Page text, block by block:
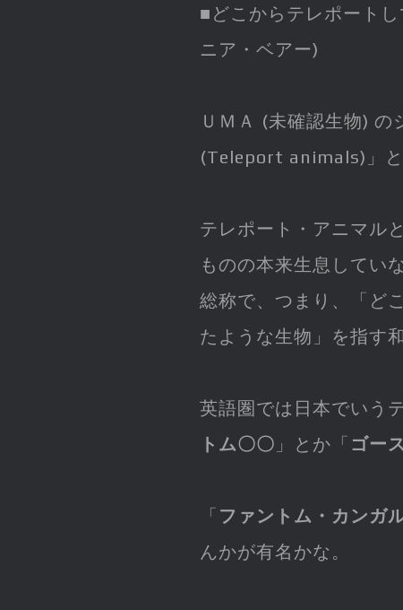
■どこからテレポート
ニア・ベアー)
ＵＭＡ (未確認生物) の
(Teleport animals)」と
テレポート・アニマル
ものの本来生息してい
総称で、つまり、「ど
たような生物」を指す
英語圏では日本でいう
トム〇〇 」とか「 ゴー
「 ファントム・カンガ
んかが有名かな。